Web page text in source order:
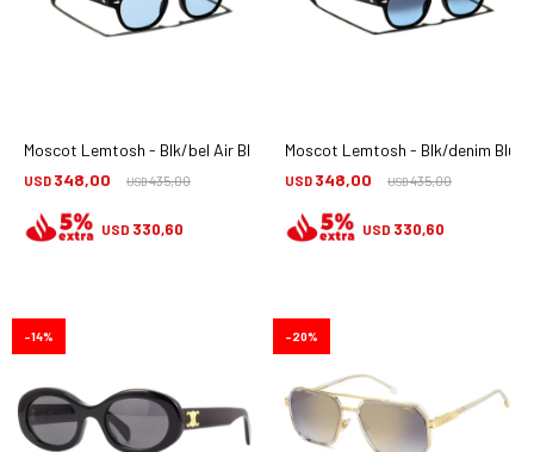
Moscot Lemtosh - Blk/bel Air Blue
USD 348,00 USD435,00
USD 330,60
Moscot Lemtosh - Blk/denim Blu
USD 348,00 USD435,00
USD 330,60
14 20